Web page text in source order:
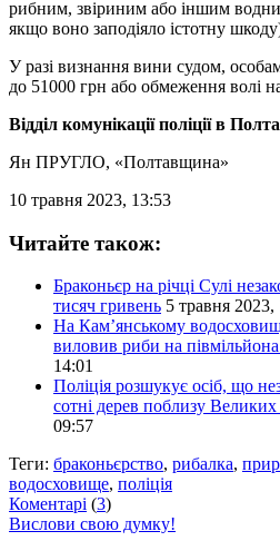
рибним, звіриним або іншим
якщо воно заподіяло істотну
У разі визнання вини судом,
до 51000 грн або обмеження волі
Відділ комунікації поліції в
Ян ПРУГЛО, «Полтавщина»
10 травня 2023, 13:53
Читайте також:
Браконьєр на річці Сулі
тисяч гривень 5 травня 2023,
На Кам’янському
виловив риби на
14:01
Поліція розшукує осіб, що
сотні дерев поблизу
09:57
Теги: браконьєрство, рибалка,
водосховище, поліція
Коментарі (3)
Вислови свою думку!